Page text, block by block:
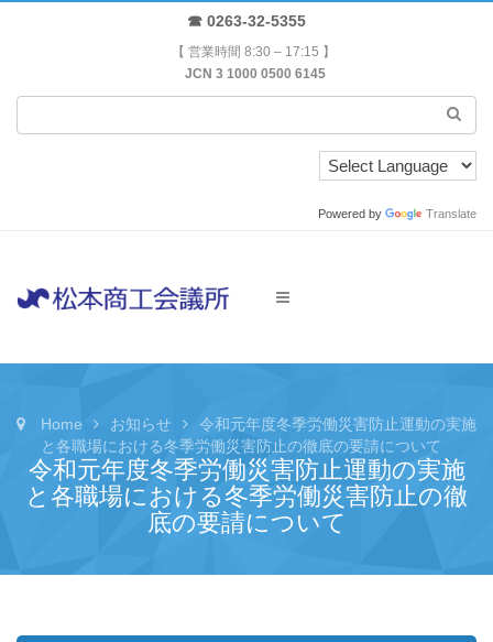
☎ 0263-32-5355
【 営業時間 8:30 – 17:15 】
JCN 3 1000 0500 6145
Powered by Translate
Home お知らせ
令和元年度冬季労働災害防止運動の実施
と各職場における冬季労働災害防止の徹底の要請について
令和元年度冬季労働災害防止運動の実施
と各職場における冬季労働災害防止の徹
底の要請について